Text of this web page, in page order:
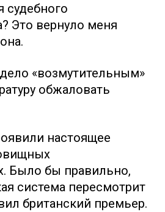
судебного
Это вернуло меня
«возмутительным»
обжаловать
настоящее
Было бы правильно,
система пересмотрит
британский премьер.